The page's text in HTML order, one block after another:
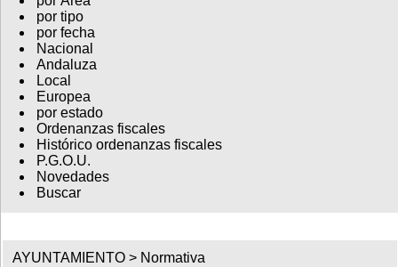
por tipo
por fecha
Nacional
Andaluza
Local
Europea
por estado
Ordenanzas fiscales
Histórico ordenanzas fiscales
P.G.O.U.
Novedades
Buscar
AYUNTAMIENTO > Normativa